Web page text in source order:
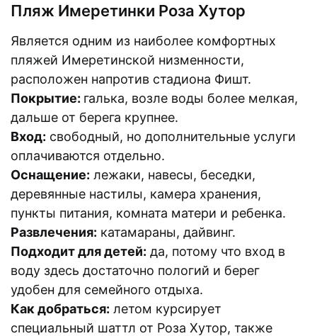
Пляж Имеретинки Роза Хутор
Является одним из наиболее комфортных
пляжей Имеретинской низменности,
расположен напротив стадиона Фишт.
Покрытие: галька, возле воды более мелкая,
дальше от берега крупнее.
Вход: свободный, но дополнительные услуги
оплачиваются отдельно.
Оснащение: лежаки, навесы, беседки,
деревянные настилы, камера хранения,
пункты питания, комната матери и ребенка.
Развлечения: катамараны, дайвинг.
Подходит для детей: да, потому что вход в
воду здесь достаточно пологий и берег
удобен для семейного отдыха.
Как добраться: летом курсирует
специальный шаттл от Роза Хутор, также